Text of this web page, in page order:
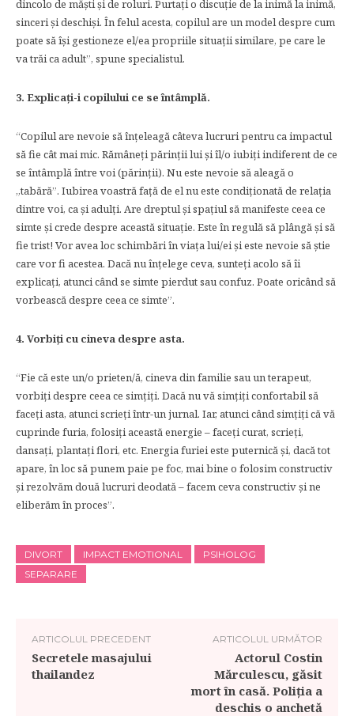
dincolo de măști și de roluri. Purtați o discuție de la inimă la inimă,
sinceri și deschiși. În felul acesta, copilul are un model despre cum
poate să își gestioneze el/ea propriile situații similare, pe care le
va trăi ca adult”, spune specialistul.
3. Explicați-i copilului ce se întâmplă.
“Copilul are nevoie să înțeleagă câteva lucruri pentru ca impactul
să fie cât mai mic. Rămâneți părinții lui și îl/o iubiți indiferent de ce
se întâmplă între voi (părinții). Nu este nevoie să aleagă o
„tabără”. Iubirea voastră față de el nu este condiționată de relația
dintre voi, ca și adulți. Are dreptul și spațiul să manifeste ceea ce
simte și crede despre această situație. Este în regulă să plângă și să
fie trist! Vor avea loc schimbări în viața lui/ei și este nevoie să știe
care vor fi acestea. Dacă nu înțelege ceva, sunteți acolo să îi
explicați, atunci când se simte pierdut sau confuz. Poate oricând să
vorbească despre ceea ce simte”.
4. Vorbiți cu cineva despre asta.
“Fie că este un/o prieten/ă, cineva din familie sau un terapeut,
vorbiți despre ceea ce simțiți. Dacă nu vă simțiți confortabil să
faceți asta, atunci scrieți într-un jurnal. Iar, atunci când simțiți că vă
cuprinde furia, folosiți această energie – faceți curat, scrieți,
dansați, plantați flori, etc. Energia furiei este puternică și, dacă tot
apare, în loc să punem paie pe foc, mai bine o folosim constructiv
și rezolvăm două lucruri deodată – facem ceva constructiv și ne
eliberăm în proces”.
DIVORT IMPACT EMOTIONAL
PSIHOLOG
SEPARARE
ARTICOLUL PRECEDENT
Secretele masajului
thailandez
ARTICOLUL URMĂTOR
Actorul Costin
Mărculescu, găsit
mort în casă. Poliția a
deschis o anchetă